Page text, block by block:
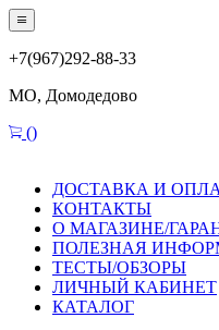
+7(967)292-88-33
МО, Домодедово
()
ДОСТАВКА И
КОНТАКТЫ
О МАГАЗИНЕ/
ПОЛЕЗНАЯ
ТЕСТЫ/ОБЗОРЫ
ЛИЧНЫЙ КАБИНЕТ
КАТАЛОГ